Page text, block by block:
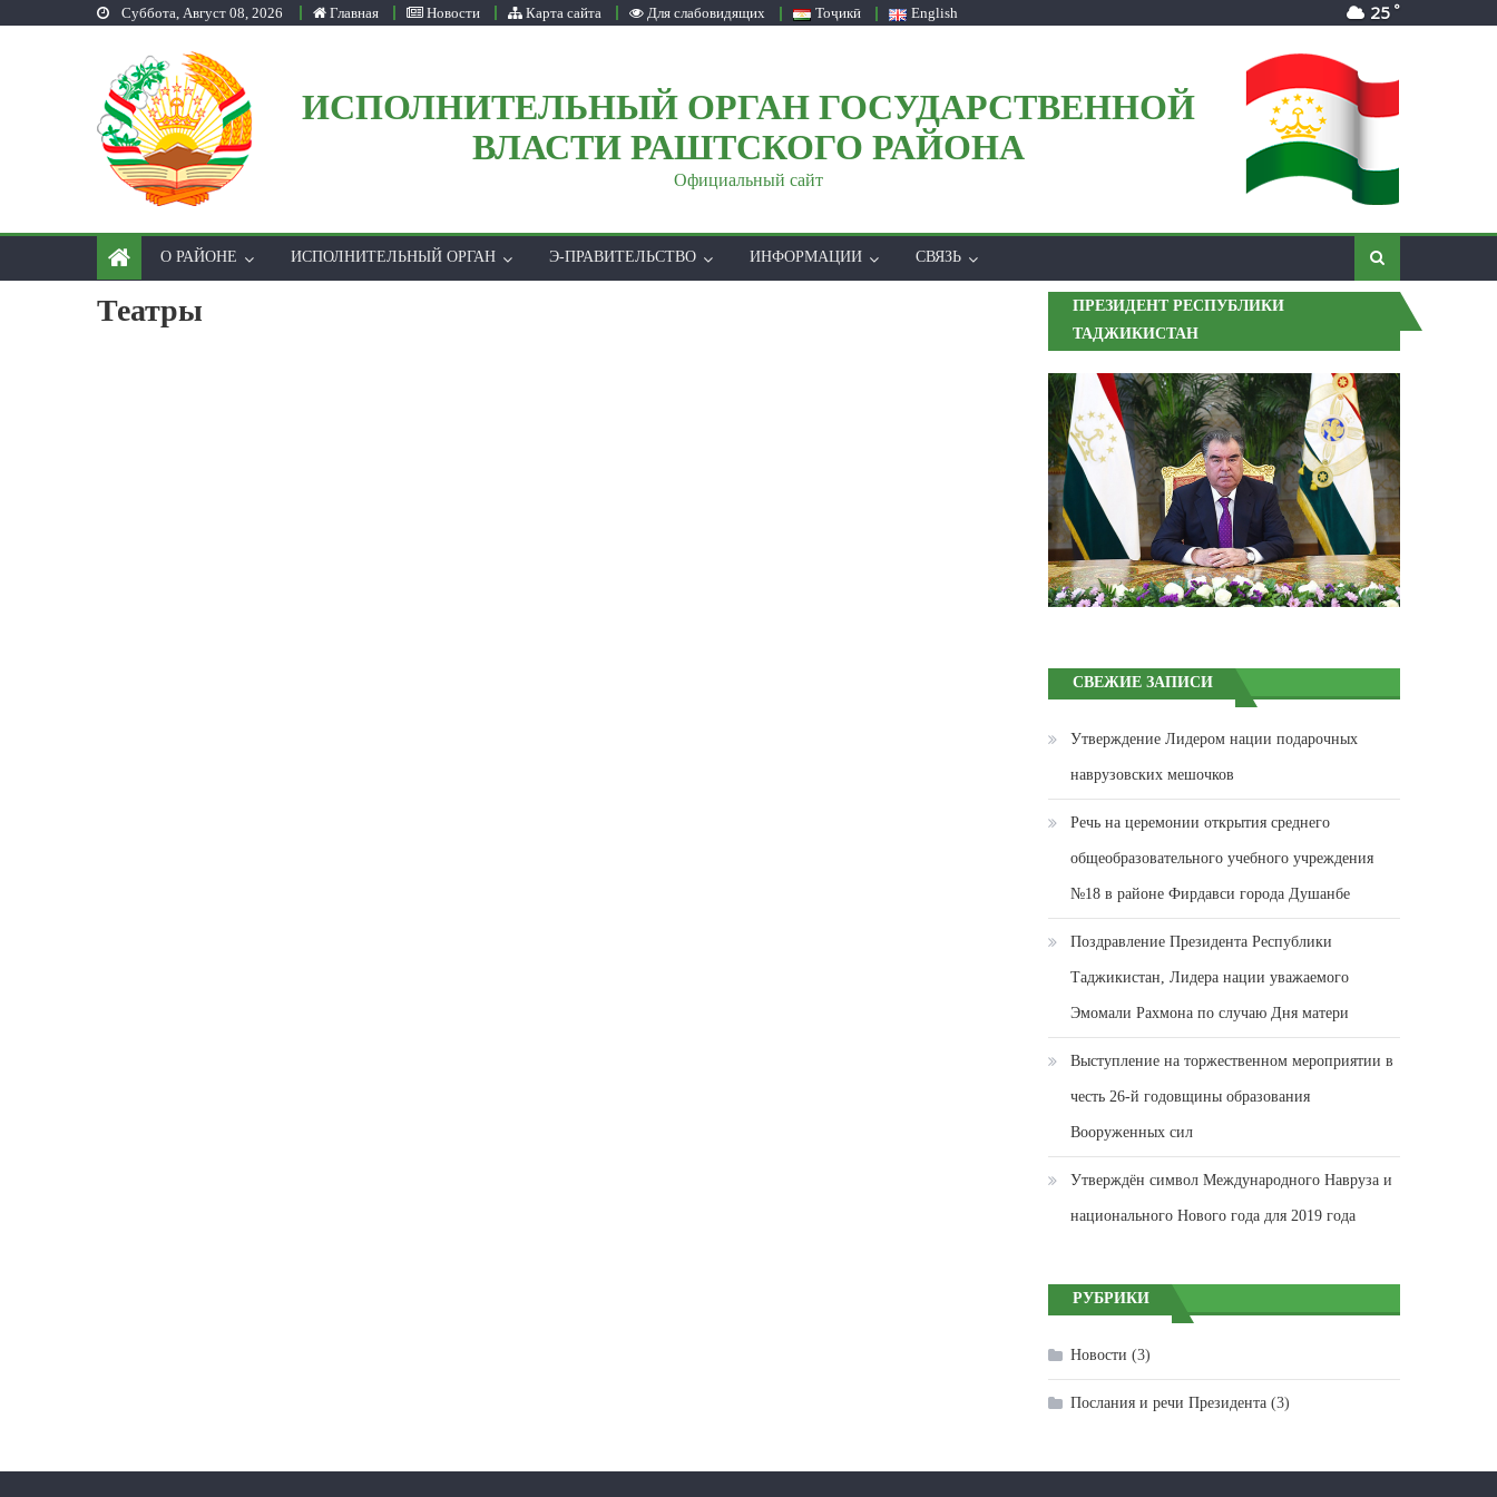
Суббота, Август 08, 2026 Главная Новости Карта сайта Для слабовидящих Тоҷикӣ English 25 °
ИСПОЛНИТЕЛЬНЫЙ ОРГАН ГОСУДАРСТВЕННОЙ
ВЛАСТИ РАШТСКОГО РАЙОНА
Официальный сайт
О РАЙОНЕ ИСПОЛНИТЕЛЬНЫЙ ОРГАН Э-ПРАВИТЕЛЬСТВО ИНФОРМАЦИИ СВЯЗЬ
Театры
ПРЕЗИДЕНТ РЕСПУБЛИКИ
ТАДЖИКИСТАН
СВЕЖИЕ ЗАПИСИ
Утверждение Лидером нации подарочных
наврузовских мешочков
Речь на церемонии открытия среднего
общеобразовательного учебного учреждения
№18 в районе Фирдавси города Душанбе
Поздравление Президента Республики
Таджикистан, Лидера нации уважаемого
Эмомали Рахмона по случаю Дня матери
Выступление на торжественном мероприятии в
честь 26-й годовщины образования
Вооруженных сил
Утверждён символ Международного Навруза и
национального Нового года для 2019 года
РУБРИКИ
Новости (3)
Послания и речи Президента (3)